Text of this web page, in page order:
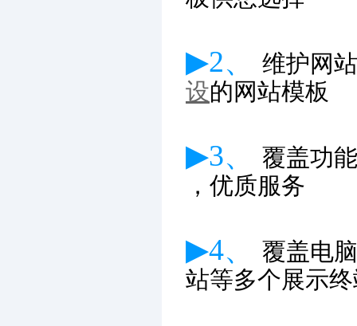
▶2、
维护网
设的网站模板
▶3、
覆盖功
，优质服务
▶4、
覆盖电
站等多个展示